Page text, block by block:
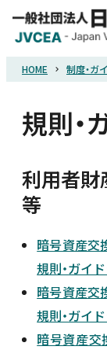
HOME
協会概要
規則・ガイドラ
会員紹介
詐欺関連情報
HOME 制度・ガ
規則・
利用者財
等
暗号資産交
規則・ガイ
暗号資産交
規則・ガイ
暗号資産交